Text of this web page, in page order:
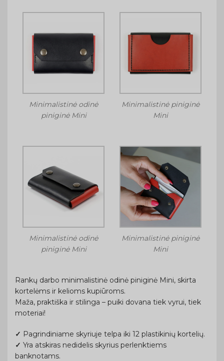
Minimalistinė odinė
piniginė Mini
Minimalistinė piniginė
Mini
Minimalistinė odinė
piniginė Mini
Minimalistinė piniginė
Mini
Rankų darbo minimalistinė odinė piniginė Mini, skirta
kortelėms ir kelioms kupiūroms.
Maža, praktiška ir stilinga – puiki dovana tiek vyrui, tiek
moteriai!
✓ Pagrindiniame skyriuje telpa iki 12 plastikinių kortelių.
✓ Yra atskiras nedidelis skyrius perlenktiems
banknotams.